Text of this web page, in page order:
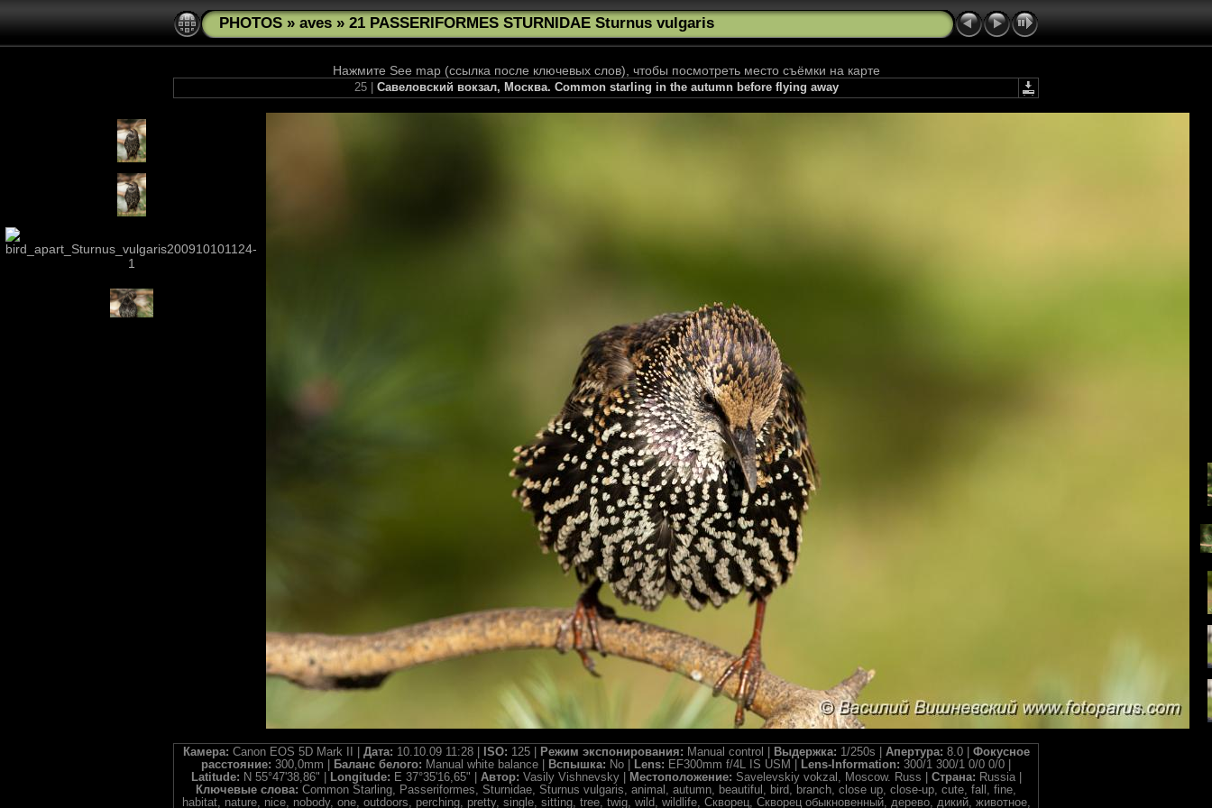
PHOTOS » aves » 21 PASSERIFORMES STURNIDAE Sturnus vulgaris
Нажмите See map (ссылка после ключевых слов), чтобы посмотреть место съёмки на карте
25 | Савеловский вокзал, Москва. Common starling in the autumn before flying away
Камера: Canon EOS 5D Mark II | Дата: 10.10.09 11:28 | ISO: 125 | Режим экспонирования: Manual control | Выдержка: 1/250s | Апертура: 8.0 | Фокусное
расстояние: 300,0mm | Баланс белого: Manual white balance | Вспышка: No | Lens: EF300mm f/4L IS USM | Lens-Information: 300/1 300/1 0/0 0/0 |
Latitude: N 55°47'38,86" | Longitude: E 37°35'16,65" | Автор: Vasily Vishnevsky | Местоположение: Savelevskiy vokzal, Moscow. Russ | Страна: Russia |
Ключевые слова: Common Starling, Passeriformes, Sturnidae, Sturnus vulgaris, animal, autumn, beautiful, bird, branch, close up, close-up, cute, fall, fine,
habitat, nature, nice, nobody, one, outdoors, perching, pretty, single, sitting, tree, twig, wild, wildlife, Скворец, Скворец обыкновенный, дерево, дикий, животное,